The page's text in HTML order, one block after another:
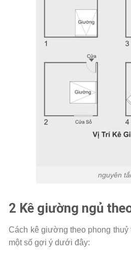
nguyên
2 Kê giường ngủ
Cách kê giường theo phong
một số gợi ý dưới đây: